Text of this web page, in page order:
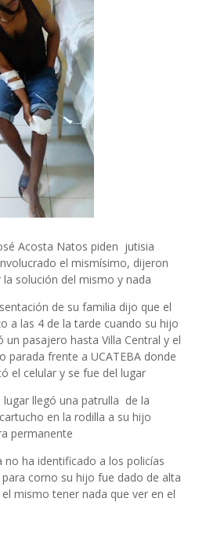
Acosta Natos piden jutisia
el mismísimo, dijeron
solución del mismo y nada
de su familia dijo que el
a las 4 de la tarde cuando su hijo
pasajero hasta Villa Central y el
frente a UCATEBA donde
el celular y se fue del lugar
lugar llegó una patrulla de la
en la rodilla a su hijo
permanente
no ha identificado a los policías
corno su hijo fue dado de alta
mismo tener nada que ver en el